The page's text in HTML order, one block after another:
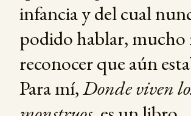
infancia y del cual
podido hablar, mucho
reconocer que aún
Para mí,Donde viven